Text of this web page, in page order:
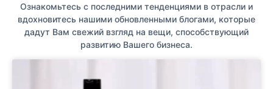
Ознакомьтесь с последними тенденциями в отрасли и
вдохновитесь нашими обновленными блогами, которые
дадут Вам свежий взгляд на вещи, способствующий
развитию Вашего бизнеса.